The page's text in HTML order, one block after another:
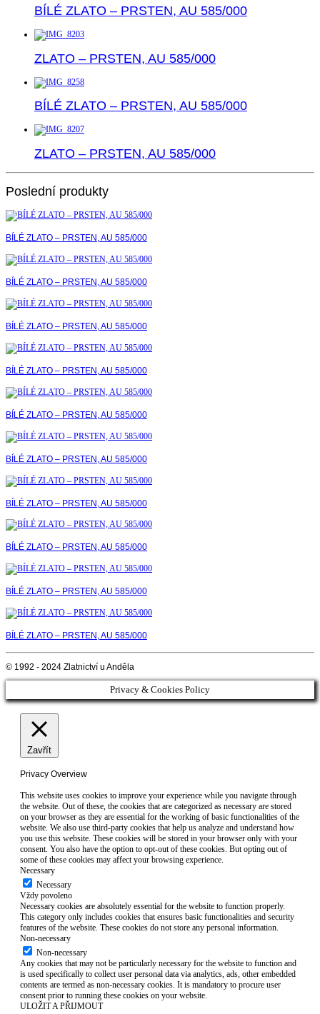
BÍLÉ ZLATO – PRSTEN, AU 585/000
ZLATO – PRSTEN, AU 585/000
BÍLÉ ZLATO – PRSTEN, AU 585/000
ZLATO – PRSTEN, AU 585/000
Poslední produkty
BÍLÉ ZLATO – PRSTEN, AU 585/000
BÍLÉ ZLATO – PRSTEN, AU 585/000
BÍLÉ ZLATO – PRSTEN, AU 585/000
BÍLÉ ZLATO – PRSTEN, AU 585/000
BÍLÉ ZLATO – PRSTEN, AU 585/000
BÍLÉ ZLATO – PRSTEN, AU 585/000
BÍLÉ ZLATO – PRSTEN, AU 585/000
BÍLÉ ZLATO – PRSTEN, AU 585/000
BÍLÉ ZLATO – PRSTEN, AU 585/000
BÍLÉ ZLATO – PRSTEN, AU 585/000
© 1992 - 2024 Zlatnictví u Anděla
Privacy & Cookies Policy
Zavřít
Privacy Overview
This website uses cookies to improve your experience while you navigate through
the website. Out of these, the cookies that are categorized as necessary are stored
on your browser as they are essential for the working of basic functionalities of the
website. We also use third-party cookies that help us analyze and understand how
you use this website. These cookies will be stored in your browser only with your
consent. You also have the option to opt-out of these cookies. But opting out of
some of these cookies may affect your browsing experience.
Necessary
Necessary
Vždy povoleno
Necessary cookies are absolutely essential for the website to function properly.
This category only includes cookies that ensures basic functionalities and security
features of the website. These cookies do not store any personal information.
Non-necessary
Non-necessary
Any cookies that may not be particularly necessary for the website to function and
is used specifically to collect user personal data via analytics, ads, other embedded
contents are termed as non-necessary cookies. It is mandatory to procure user
consent prior to running these cookies on your website.
ULOŽIT A PŘIJMOUT